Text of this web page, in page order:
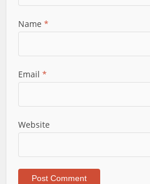
Name *
Email *
Website